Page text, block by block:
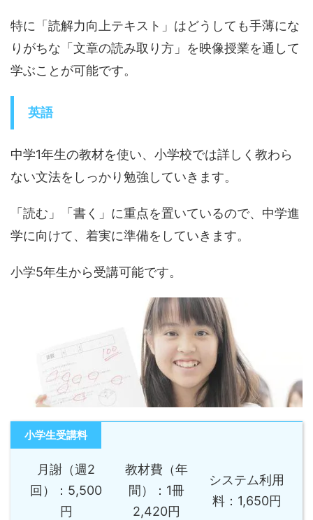
特に「読解力向上テキスト」はどうしても手薄にな
りがちな「文章の読み取り方」を映像授業を通して
学ぶことが可能です。
英語
中学1年生の教材を使い、小学校では詳しく教わら
ない文法をしっかり勉強していきます。
「読む」「書く」に重点を置いているので、中学進
学に向けて、着実に準備をしていきます。
小学5年生から受講可能です。
小学生受講料
月謝（週2
回）：5,500
円
教材費（年
間）：1冊
2,420円
システム利用
料：1,650円